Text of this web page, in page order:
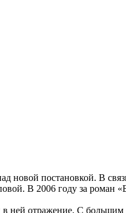
новой постановкой. В
В 2006 году за роман
ней отражение. С